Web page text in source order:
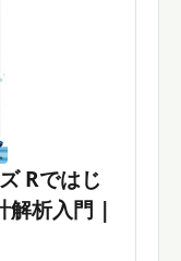
Rではじ
解析入門 |